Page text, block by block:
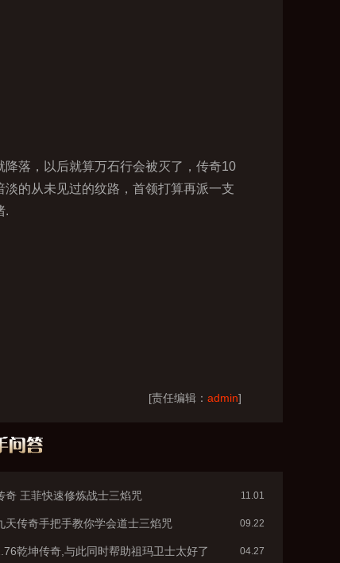
落，以后就算万石行会被灭了，传奇10
的从未见过的纹路，首领打算再派一支
.
[责任编辑： admin]
奇 王菲快速修炼战士三焰咒 11.01
天传奇手把手教你学会道士三焰咒 09.22
乾坤传奇,与此同时帮助祖玛卫士太好了 04.27